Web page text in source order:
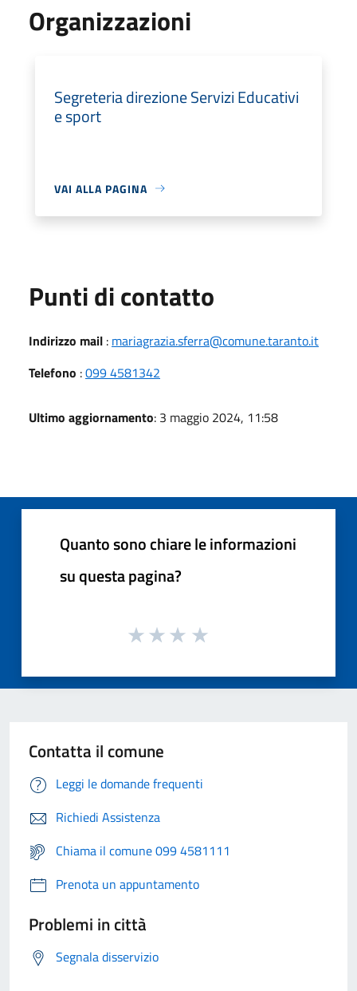
Organizzazioni
Segreteria direzione Servizi Educativi
e sport
VAI ALLA PAGINA
Punti di contatto
Indirizzo mail : mariagrazia.sferra@comune.taranto.it
Telefono :099 4581342
Ultimo aggiornamento: 3 maggio 2024, 11:58
Quanto sono chiare le informazioni
su questa pagina?
Contatta il comune
Leggi le domande frequenti
Richiedi Assistenza
Chiama il comune 099 4581111
Prenota un appuntamento
Problemi in città
Segnala disservizio